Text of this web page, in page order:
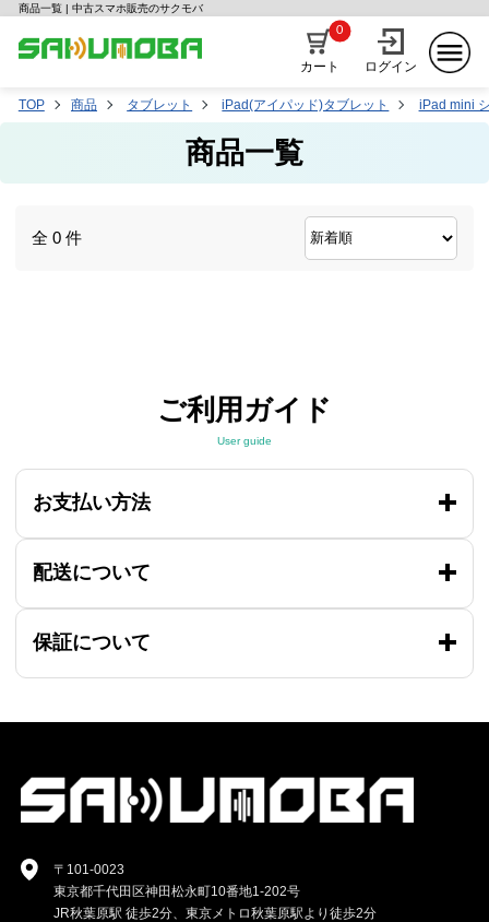
商品一覧 | 中古スマホ販売のサクモバ
カート
0
ログイン
TOP 商品 タブレット iPad(アイパッド)タブレット iPad mini
商品一覧
全 0 件
ご利用ガイド
User guide
お支払い方法
配送について
保証について
〒101-0023
東京都千代田区神田松永町10番地1-202号
JR秋葉原駅 徒歩2分、東京メトロ秋葉原駅より徒歩2分